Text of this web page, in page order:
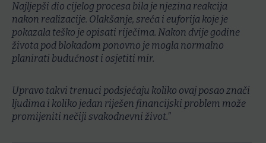
Najljepši dio cijelog procesa bila je njezina reakcija
nakon realizacije. Olakšanje, sreća i euforija koje je
pokazala teško je opisati riječima. Nakon dvije godine
života pod blokadom ponovno je mogla normalno
planirati budućnost i osjetiti mir.
Upravo takvi trenuci podsjećaju koliko ovaj posao znači
ljudima i koliko jedan riješen financijski problem može
promijeniti nečiji svakodnevni život.”